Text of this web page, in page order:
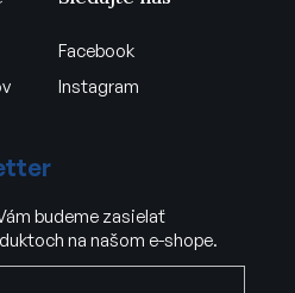
Facebook
Instagram
budeme zasielať
na našom e-shope.